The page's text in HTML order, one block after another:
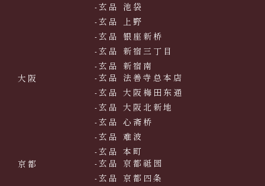
-玄品 池袋
-玄品 上野
-玄品 银座新桥
-玄品 新宿三丁目
-玄品 新宿南
大阪
-玄品 法善寺总本店
-玄品 大阪梅田东通
-玄品 大阪北新地
-玄品 心斋桥
-玄品 难波
-玄品 本町
京都
-玄品 京都祗园
-玄品 京都四条